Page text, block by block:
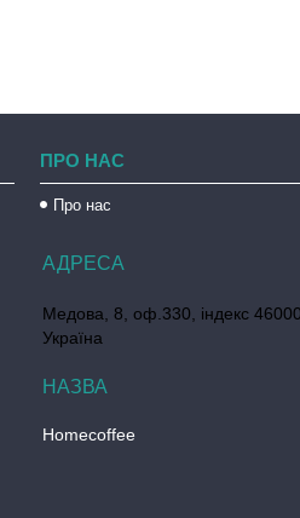
ПРО НАС
Про нас
Медова, 8, оф.330, індекс
Україна
Homecoffee